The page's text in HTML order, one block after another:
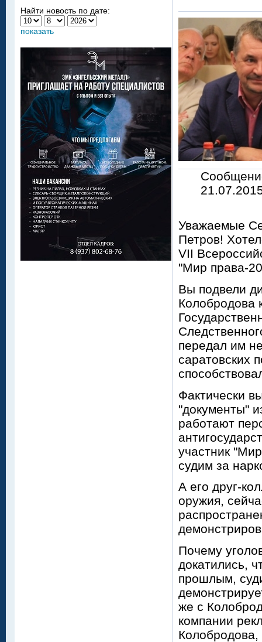
Уважаемые
Петров!
VII
"Мир права-
Вы подвели
Колобродова
передал им
саратовских
Фактически
"документы"
работают
участник
судим за
А его друг-
оружия,
Почему
докатились,
прошлым,
же с
компании
Колобродова,
Найти новость по дате:
показать